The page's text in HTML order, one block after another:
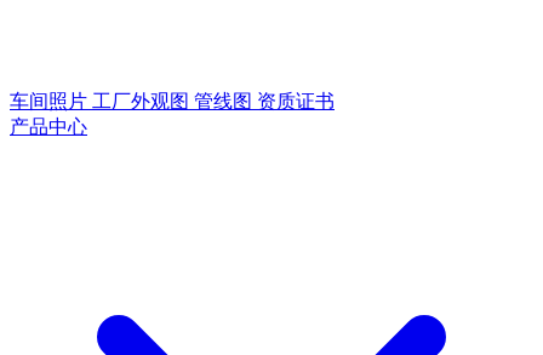
车间照片 工厂外观图 管线图 资质证书
产品中心